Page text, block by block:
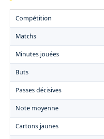
Compétition
Matchs
Minutes jouées
Buts
Passes décisives
Note moyenne
Cartons jaunes